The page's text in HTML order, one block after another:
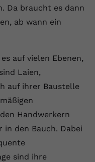
Da braucht es dann
ab wann ein
auf vielen Ebenen,
Laien,
auf ihrer Baustelle
Handwerkern
den Bauch. Dabei
sind ihre